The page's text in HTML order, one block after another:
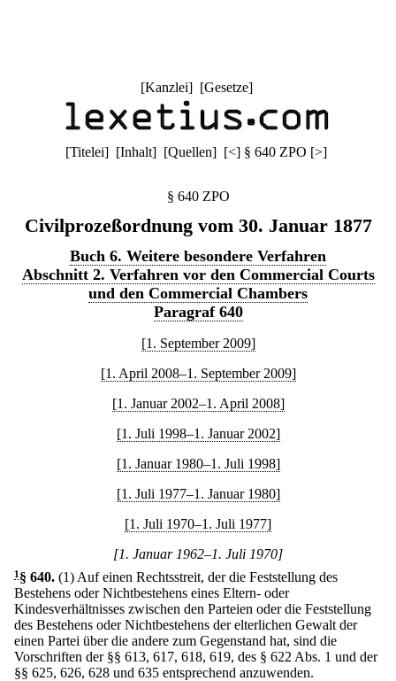
[Kanzlei] [Gesetze]
[Titelei] [Inhalt] [Quellen] [<] § 640 ZPO [>]
§ 640 ZPO
Civilprozeßordnung vom 30. Januar 1877
Buch 6. Weitere besondere Verfahren
Abschnitt 2. Verfahren vor den Commercial Courts
und den Commercial Chambers
Paragraf 640
[1. September 2009]
[1. April 2008–1. September 2009]
[1. Januar 2002–1. April 2008]
[1. Juli 1998–1. Januar 2002]
[1. Januar 1980–1. Juli 1998]
[1. Juli 1977–1. Januar 1980]
[1. Juli 1970–1. Juli 1977]
[1. Januar 1962–1. Juli 1970]
1 § 640. (1) Auf einen Rechtsstreit, der die Feststellung des
Bestehens oder Nichtbestehens eines Eltern- oder
Kindesverhältnisses zwischen den Parteien oder die Feststellung
des Bestehens oder Nichtbestehens der elterlichen Gewalt der
einen Partei über die andere zum Gegenstand hat, sind die
Vorschriften der §§ 613, 617, 618, 619, des § 622 Abs. 1 und der
§§ 625, 626, 628 und 635 entsprechend anzuwenden.